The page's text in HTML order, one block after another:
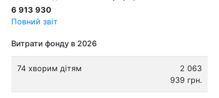
6 913 930
Повний звіт
Витрати фонду в 2026
74 хворим дітям
2 063
939 грн.